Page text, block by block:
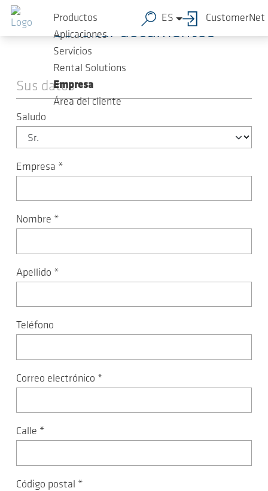
Saltar al contenido principal
Productos
Aplicaciones
Servicios
Rental Solutions
Empresa
Área del cliente
ES CustomerNet
Solicitar documentos
Sus datos
Saludo
Empresa *
Nombre *
Apellido *
Teléfono
Correo electrónico *
Calle *
Código postal *